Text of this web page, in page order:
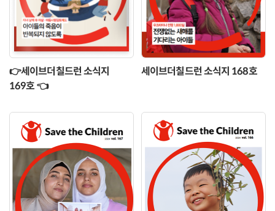
👉세이브더칠드런 소식지
169호 👈
세이브더칠드런 소식지 168호